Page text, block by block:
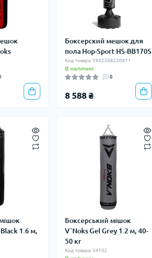
Боксерский мешок для
пола Hop-Sport HS-BB170S
Код товара: 5902308230811
В наличии
0
8 588 ₴
1.6 м,
Боксерський мішок
V`Noks Gel Grey 1.2 м, 40-
50 кг
Код товара: 34102